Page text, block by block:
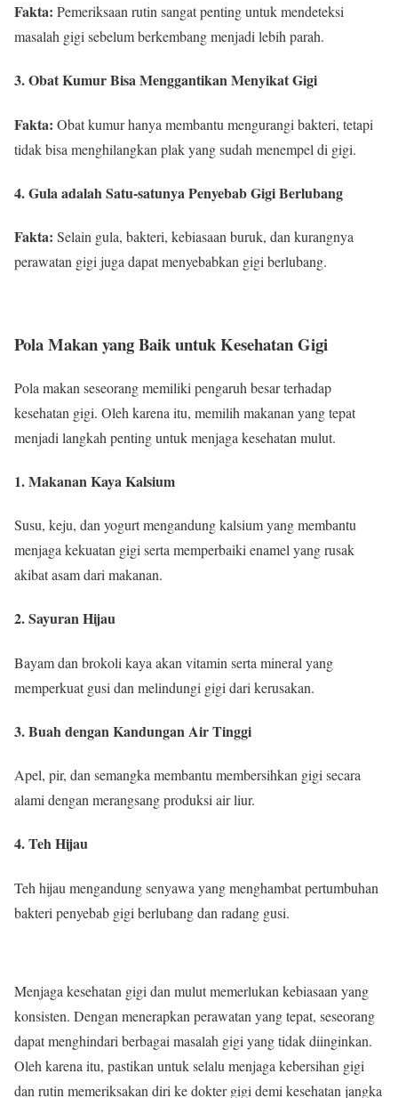
Fakta: Pemeriksaan rutin sangat penting untuk mendeteksi
masalah gigi sebelum berkembang menjadi lebih parah.
3. Obat Kumur Bisa Menggantikan Menyikat Gigi
Fakta: Obat kumur hanya membantu mengurangi bakteri, tetapi
tidak bisa menghilangkan plak yang sudah menempel di gigi.
4. Gula adalah Satu-satunya Penyebab Gigi Berlubang
Fakta: Selain gula, bakteri, kebiasaan buruk, dan kurangnya
perawatan gigi juga dapat menyebabkan gigi berlubang.
Pola Makan yang Baik untuk Kesehatan Gigi
Pola makan seseorang memiliki pengaruh besar terhadap
kesehatan gigi. Oleh karena itu, memilih makanan yang tepat
menjadi langkah penting untuk menjaga kesehatan mulut.
1. Makanan Kaya Kalsium
Susu, keju, dan yogurt mengandung kalsium yang membantu
menjaga kekuatan gigi serta memperbaiki enamel yang rusak
akibat asam dari makanan.
2. Sayuran Hijau
Bayam dan brokoli kaya akan vitamin serta mineral yang
memperkuat gusi dan melindungi gigi dari kerusakan.
3. Buah dengan Kandungan Air Tinggi
Apel, pir, dan semangka membantu membersihkan gigi secara
alami dengan merangsang produksi air liur.
4. Teh Hijau
Teh hijau mengandung senyawa yang menghambat pertumbuhan
bakteri penyebab gigi berlubang dan radang gusi.
Menjaga kesehatan gigi dan mulut memerlukan kebiasaan yang
konsisten. Dengan menerapkan perawatan yang tepat, seseorang
dapat menghindari berbagai masalah gigi yang tidak diinginkan.
Oleh karena itu, pastikan untuk selalu menjaga kebersihan gigi
dan rutin memeriksakan diri ke dokter gigi demi kesehatan jangka